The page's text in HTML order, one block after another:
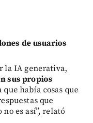
de usuarios
la IA generativa,
sus propios
que había cosas que
que
no es así”, relató